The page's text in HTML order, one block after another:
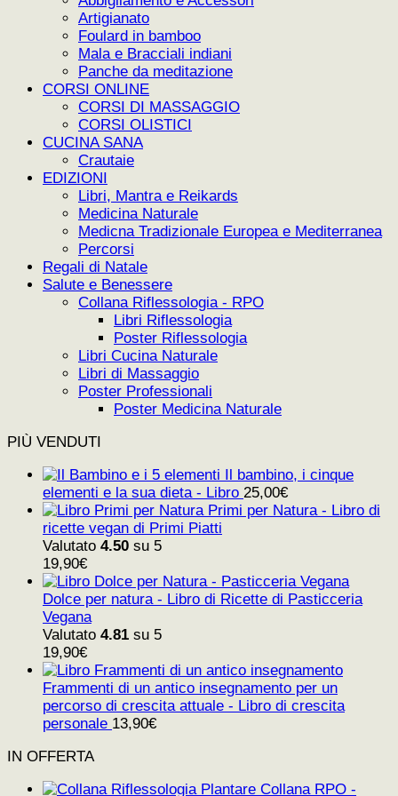
Artigianato
Foulard in bamboo
Mala e Bracciali indiani
Panche da meditazione
CORSI ONLINE
CORSI DI MASSAGGIO
CORSI OLISTICI
CUCINA SANA
Crautaie
EDIZIONI
Libri, Mantra e Reikards
Medicina Naturale
Medicna Tradizionale Europea e Mediterranea
Percorsi
Regali di Natale
Salute e Benessere
Collana Riflessologia - RPO
Libri Riflessologia
Poster Riflessologia
Libri Cucina Naturale
Libri di Massaggio
Poster Professionali
Poster Medicina Naturale
PIÙ VENDUTI
Il bambino, i cinque
elementi e la sua dieta - Libro 25,00€
Primi per Natura - Libro di
ricette vegan di Primi Piatti
Valutato 4.50 su 5
19,90€
Dolce per natura - Libro di Ricette di Pasticceria
Vegana
Valutato 4.81 su 5
19,90€
Frammenti di un antico insegnamento per un
percorso di crescita attuale - Libro di crescita
personale 13,90€
IN OFFERTA
Collana RPO -